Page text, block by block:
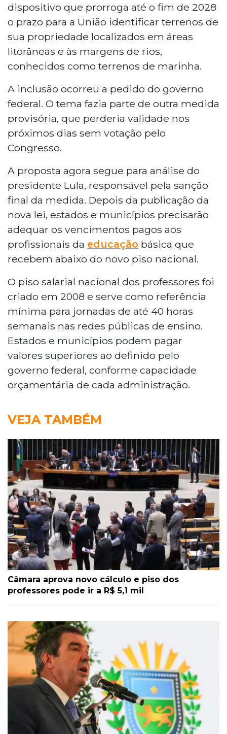
dispositivo que prorroga até o fim de 2028
o prazo para a União identificar terrenos de
sua propriedade localizados em áreas
litorâneas e às margens de rios,
conhecidos como terrenos de marinha.
A inclusão ocorreu a pedido do governo
federal. O tema fazia parte de outra medida
provisória, que perderia validade nos
próximos dias sem votação pelo
Congresso.
A proposta agora segue para análise do
presidente Lula, responsável pela sanção
final da medida. Depois da publicação da
nova lei, estados e municípios precisarão
adequar os vencimentos pagos aos
profissionais da educação básica que
recebem abaixo do novo piso nacional.
O piso salarial nacional dos professores foi
criado em 2008 e serve como referência
mínima para jornadas de até 40 horas
semanais nas redes públicas de ensino.
Estados e municípios podem pagar
valores superiores ao definido pelo
governo federal, conforme capacidade
orçamentária de cada administração.
VEJA TAMBÉM
Câmara aprova novo cálculo e piso dos
professores pode ir a R$ 5,1 mil